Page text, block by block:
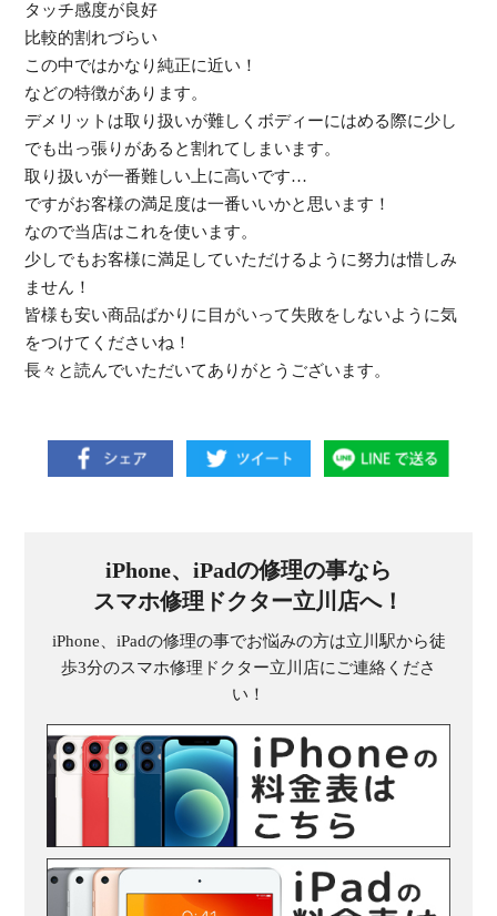
タッチ感度が良好
比較的割れづらい
この中ではかなり純正に近い！
などの特徴があります。
デメリットは取り扱いが難しくボディーにはめる際に少し
でも出っ張りがあると割れてしまいます。
取り扱いが一番難しい上に高いです…
ですがお客様の満足度は一番いいかと思います！
なので当店はこれを使います。
少しでもお客様に満足していただけるように努力は惜しみ
ません！
皆様も安い商品ばかりに目がいって失敗をしないように気
をつけて くださいね！
長々と読んでいただいてありがとうございます。
iPhone、iPadの修理の事なら
スマホ修理ドクター立川店へ！
iPhone、iPadの修理の事でお悩みの方は立川駅から徒
歩3分のスマホ修理ドクター立川店にご連絡くださ
い！